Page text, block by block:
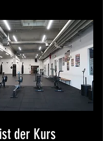
der Kurs